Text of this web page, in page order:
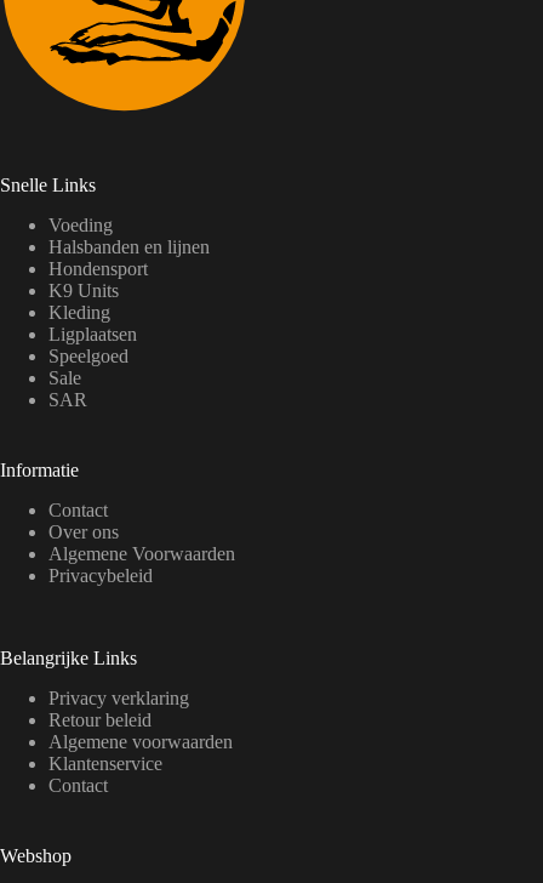
Snelle Links
Voeding
Halsbanden en lijnen
Hondensport
K9 Units
Kleding
Ligplaatsen
Speelgoed
Sale
SAR
Informatie
Contact
Over ons
Algemene Voorwaarden
Privacybeleid
Belangrijke Links
Privacy verklaring
Retour beleid
Algemene voorwaarden
Klantenservice
Contact
Webshop